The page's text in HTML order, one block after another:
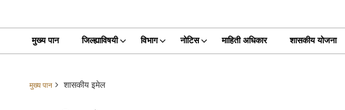
मुख्य पान जिल्ह्याविषयी विभाग नोटिस माहिती अधिकार शासकीय योजना
मुख्य पान शासकीय इमेल